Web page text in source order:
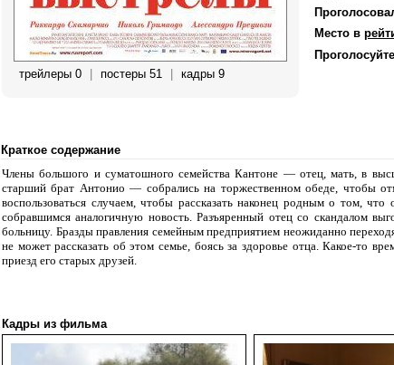
трейлеры 0 постеры 51 кадры 9
Место в
Проголосуйте
Краткое содержание
Члены большого и суматошного семейства Кантоне — отец, мать, в
старший брат Антонио — собрались на торжественном обеде, чтобы
воспользоваться случаем, чтобы рассказать наконец родным о том,
собравшимся аналогичную новость. Разъяренный отец со скандалом
больницу. Бразды правления семейным предприятием неожиданно
не может рассказать об этом семье, боясь за здоровье отца. Какое-то
приезд его старых друзей.
Кадры из фильма